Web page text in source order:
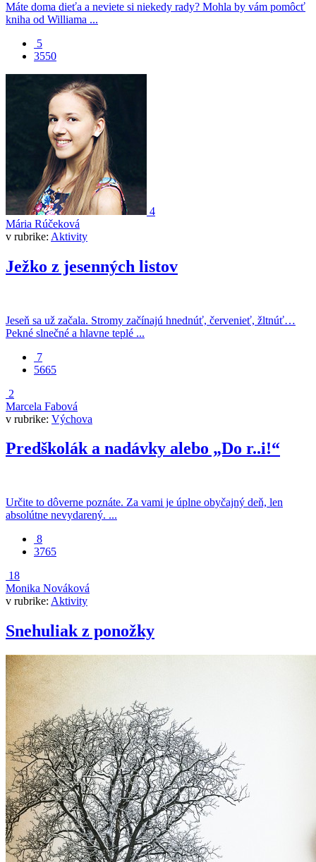
Máte doma dieťa a neviete si niekedy rady? Mohla by vám pomôcť
kniha od Williama ...
5
3550
4
Mária Rúčeková
v rubrike: Aktivity
Ježko z jesenných listov
Jeseň sa už začala. Stromy začínajú hnednúť, červenieť, žltnúť…
Pekné slnečné a hlavne teplé ...
7
5665
2
Marcela Fabová
v rubrike: Výchova
Predškolák a nadávky alebo „Do r..i!“
Určite to dôverne poznáte. Za vami je úplne obyčajný deň, len
absolútne nevydarený. ...
8
3765
18
Monika Nováková
v rubrike: Aktivity
Snehuliak z ponožky